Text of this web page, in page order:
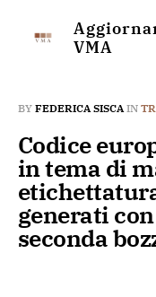
VMA
BY FEDERICA SISCAIN
Codice
in tema di
generati
seconda